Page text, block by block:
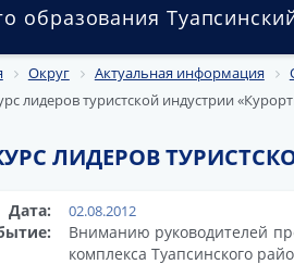
образования
Округ Актуальная информация
лидеров туристской индустрии
ЛИДЕРОВ
Дата: 02.08.2012
Вниманию руководителей
комплекса Туапсинского